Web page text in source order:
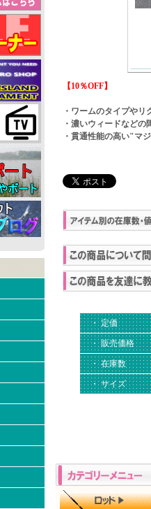
【10％OFF】
・ワームのタイプや
・濃いウィードなど
・貫通性能の高い"マ
・ 定価
・ 販売価格
・ 在庫数
・ サイズ